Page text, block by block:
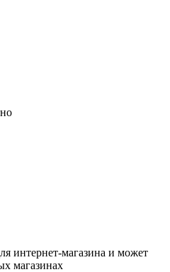
интернет-магазина и может
магазинах